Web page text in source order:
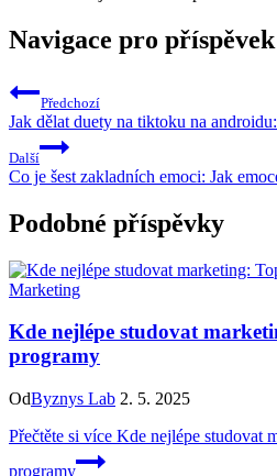
Navigace pro příspěvek
Předchozí
Jak dělat duety na tiktoku na
Další
Co je šest zakladních emoci: Jak
Podobné příspěvky
Marketing
Kde nejlépe studovat
programy
OdByznys Lab 2. 5. 2025
Přečtěte si více Kde nejlépe studovat
programy